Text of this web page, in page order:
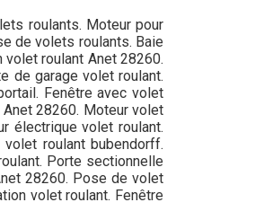
roulants. Moteur pour
de volets roulants. Baie
roulant Anet 28260.
de garage volet roulant.
Fenêtre avec volet
28260. Moteur volet
électrique volet roulant.
roulant bubendorff.
Porte sectionnelle
28260. Pose de volet
volet roulant. Fenêtre